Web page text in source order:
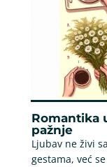
Romantika
pažnje
Ljubav ne živi
gestama, već